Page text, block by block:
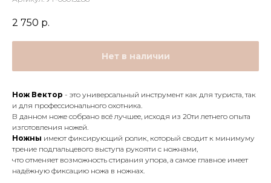
2 750 р.
Нет в наличии
Нож Вектор - это универсальный инструмент как для туриста, так
и для профессионального охотника.
В данном ноже собрано всё лучшее, исходя из 20ти летнего опыта
изготовления ножей.
Ножны имеют фиксирующий ролик, который сводит к минимуму
трение подпальцевого выступа рукояти с ножнами,
что отменяет возможность стирания упора, а самое главное имеет
надёжную фиксацию ножа в ножнах.